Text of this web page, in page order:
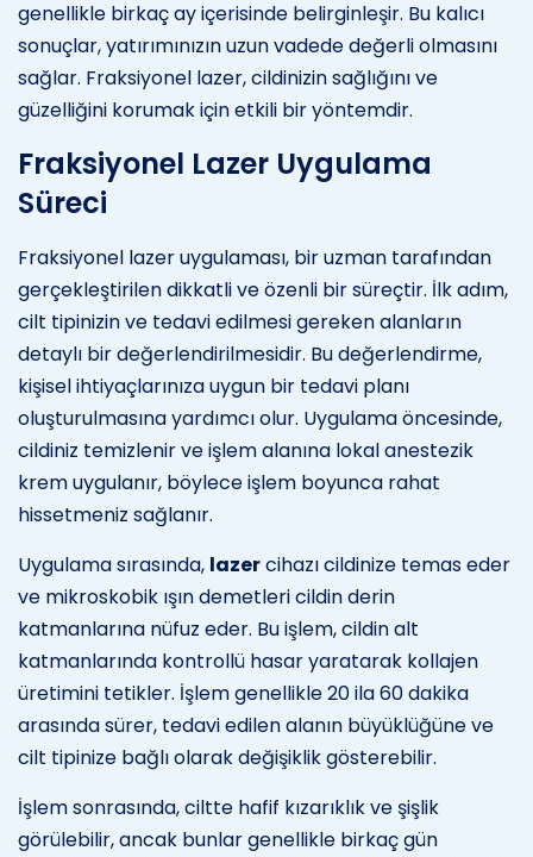
genellikle birkaç ay içerisinde belirginleşir. Bu kalıcı
sonuçlar, yatırımınızın uzun vadede değerli olmasını
sağlar. Fraksiyonel lazer, cildinizin sağlığını ve
güzelliğini korumak için etkili bir yöntemdir.
Fraksiyonel Lazer Uygulama
Süreci
Fraksiyonel lazer uygulaması, bir uzman tarafından
gerçekleştirilen dikkatli ve özenli bir süreçtir. İlk adım,
cilt tipinizin ve tedavi edilmesi gereken alanların
detaylı bir değerlendirilmesidir. Bu değerlendirme,
kişisel ihtiyaçlarınıza uygun bir tedavi planı
oluşturulmasına yardımcı olur. Uygulama öncesinde,
cildiniz temizlenir ve işlem alanına lokal anestezik
krem uygulanır, böylece işlem boyunca rahat
hissetmeniz sağlanır.
Uygulama sırasında, lazercihazı cildinize temas eder
ve mikroskobik ışın demetleri cildin derin
katmanlarına nüfuz eder. Bu işlem, cildin alt
katmanlarında kontrollü hasar yaratarak kollajen
üretimini tetikler. İşlem genellikle 20 ila 60 dakika
arasında sürer, tedavi edilen alanın büyüklüğüne ve
cilt tipinize bağlı olarak değişiklik gösterebilir.
İşlem sonrasında, ciltte hafif kızarıklık ve şişlik
görülebilir, ancak bunlar genellikle birkaç gün